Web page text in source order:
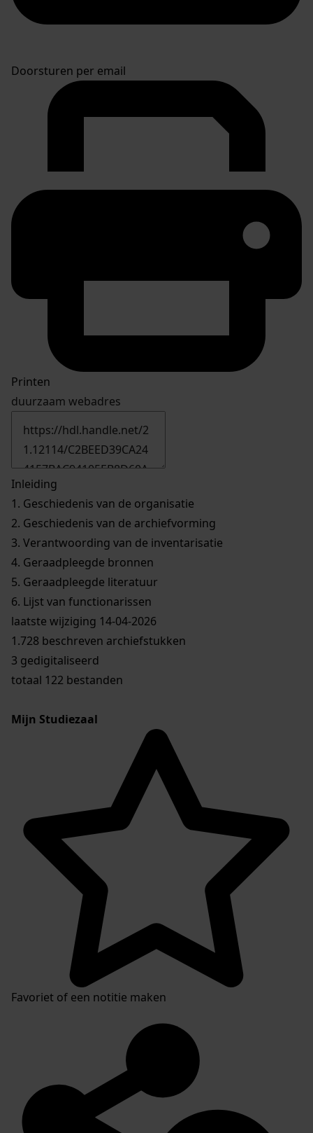
Doorsturen per email
Printen
duurzaam webadres
Inleiding
1. Geschiedenis van de organisatie
2. Geschiedenis van de archiefvorming
3. Verantwoording van de inventarisatie
4. Geraadpleegde bronnen
5. Geraadpleegde literatuur
6. Lijst van functionarissen
laatste wijziging 14-04-2026
1.728 beschreven archiefstukken
3 gedigitaliseerd
totaal 122 bestanden
Mijn Studiezaal
Favoriet of een notitie maken